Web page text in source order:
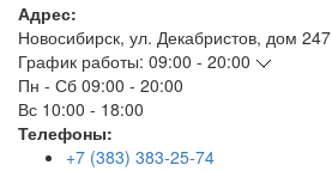
Адрес:
Новосибирск, ул. Декабристов, дом 247
График работы: 09:00 - 20:00
Пн - Сб 09:00 - 20:00
Вс 10:00 - 18:00
Телефоны:
+7 (383) 383-25-74